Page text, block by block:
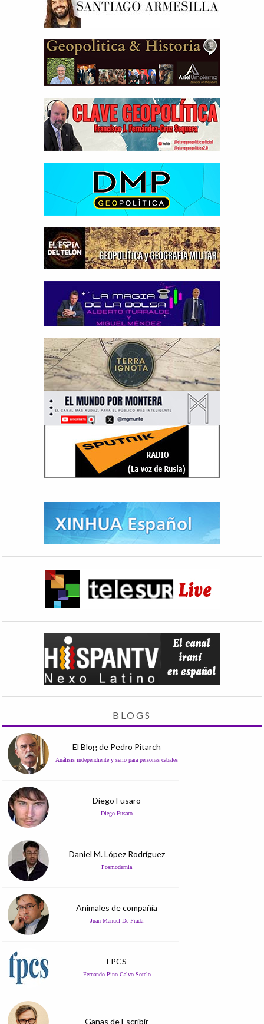
BLOGS
El Blog de Pedro Pitarch
Análisis independiente y serio para personas cabales
Diego Fusaro
Diego Fusaro
Daniel M. López Rodríguez
Posmodernia
Animales de compañía
Juan Manuel De Prada
FPCS
Fernando Pino Calvo Sotelo
Ganas de Escribir